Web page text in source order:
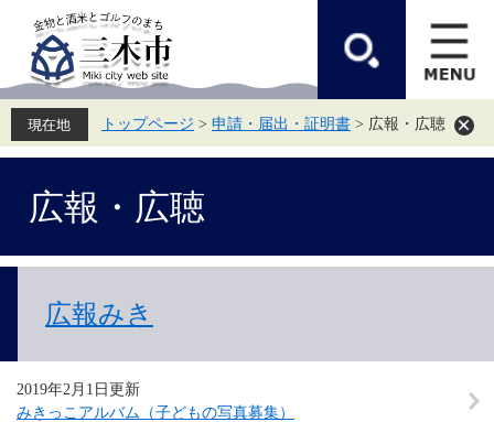
先
頭
す。
を
飛
し
トップページ > 申請・届出・証明書 > 広報・広聴
広報・広聴
広報みき
2019年2月1日更新
みきっこアルバム（子どもの写真募集）